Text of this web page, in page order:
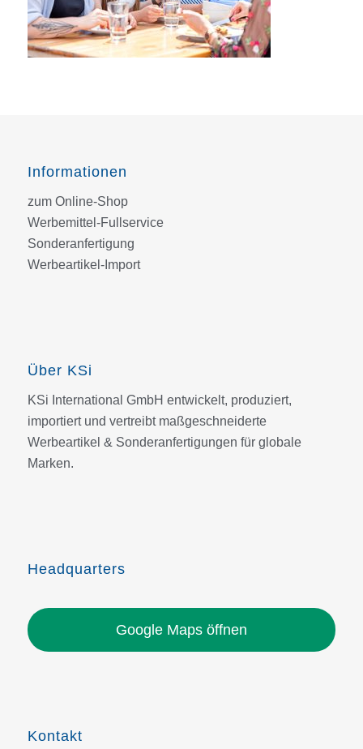
Informationen
zum Online-Shop
Werbemittel-Fullservice
Sonderanfertigung
Werbeartikel-Import
Über KSi
KSi International GmbH entwickelt, produziert,
importiert und vertreibt maßgeschneiderte
Werbeartikel & Sonderanfertigungen für globale
Marken.
Headquarters
Google Maps öffnen
Kontakt